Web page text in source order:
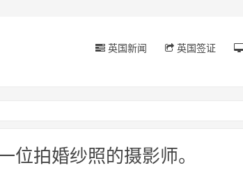
英国新闻 英国签证
位拍婚纱照的摄影师。